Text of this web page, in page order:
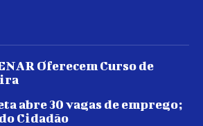
Oferecem Curso de
abre 30 vagas de emprego;
Cidadão